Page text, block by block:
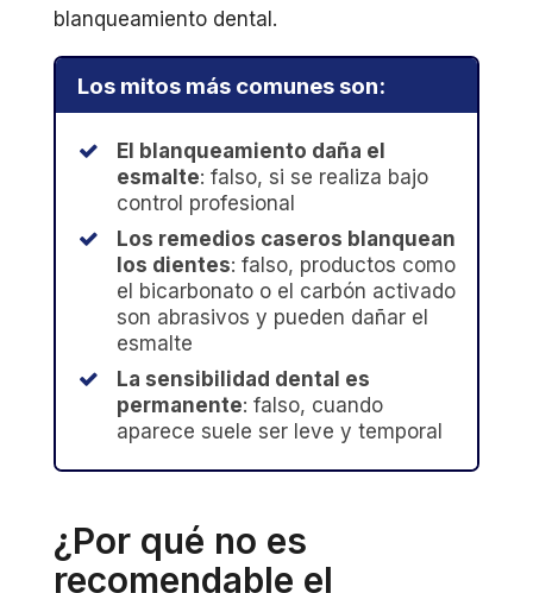
blanqueamiento dental.
Los mitos más comunes son:
El blanqueamiento daña el
esmalte: falso, si se realiza bajo
control profesional
Los remedios caseros blanquean
los dientes: falso, productos como
el bicarbonato o el carbón activado
son abrasivos y pueden dañar el
esmalte
La sensibilidad dental es
permanente: falso, cuando
aparece suele ser leve y temporal
¿Por qué no es
recomendable el